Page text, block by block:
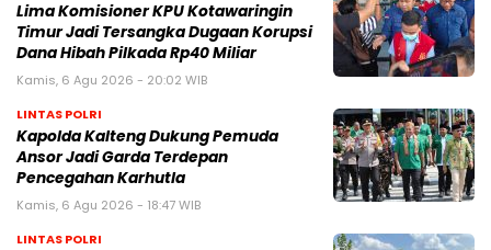
Lima Komisioner KPU Kotawaringin
Timur Jadi Tersangka Dugaan Korupsi
Dana Hibah Pilkada Rp40 Miliar
Kamis, 6 Agu 2026 - 20:02 WIB
LINTAS POLRI
Kapolda Kalteng Dukung Pemuda
Ansor Jadi Garda Terdepan
Pencegahan Karhutla
Kamis, 6 Agu 2026 - 18:47 WIB
LINTAS POLRI